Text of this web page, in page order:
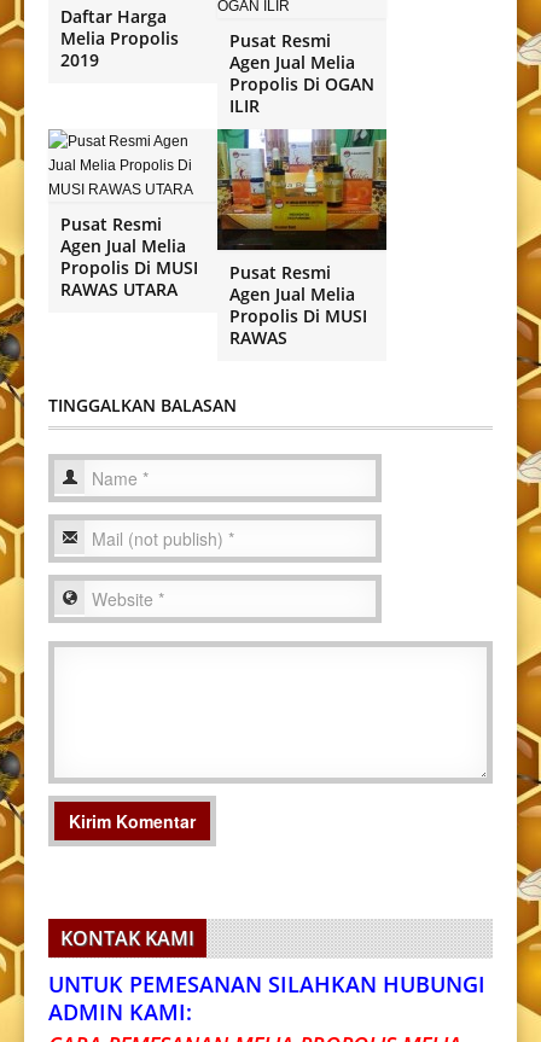
Daftar Harga
Melia Propolis
2019
Pusat Resmi
Agen Jual Melia
Propolis Di OGAN
ILIR
Pusat Resmi
Agen Jual Melia
Propolis Di MUSI
RAWAS UTARA
Pusat Resmi
Agen Jual Melia
Propolis Di MUSI
RAWAS
TINGGALKAN BALASAN
KONTAK KAMI
UNTUK PEMESANAN SILAHKAN HUBUNGI
ADMIN KAMI: